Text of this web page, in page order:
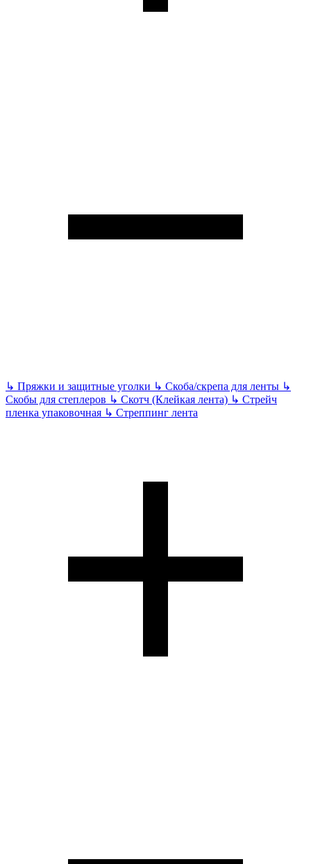
↳ Пряжки и защитные уголки ↳ Скоба/скрепа для ленты ↳
Скобы для степлеров ↳ Скотч (Клейкая лента) ↳ Стрейч
пленка упаковочная ↳ Стреппинг лента